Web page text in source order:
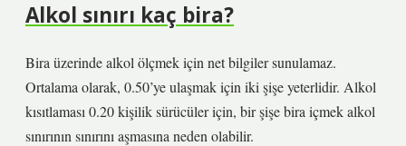
Alkol sınırı kaç bira?
Bira üzerinde alkol ölçmek için net bilgiler sunulamaz.
Ortalama olarak, 0.50’ye ulaşmak için iki şişe yeterlidir. Alkol
kısıtlaması 0.20 kişilik sürücüler için, bir şişe bira içmek alkol
sınırının sınırını aşmasına neden olabilir.